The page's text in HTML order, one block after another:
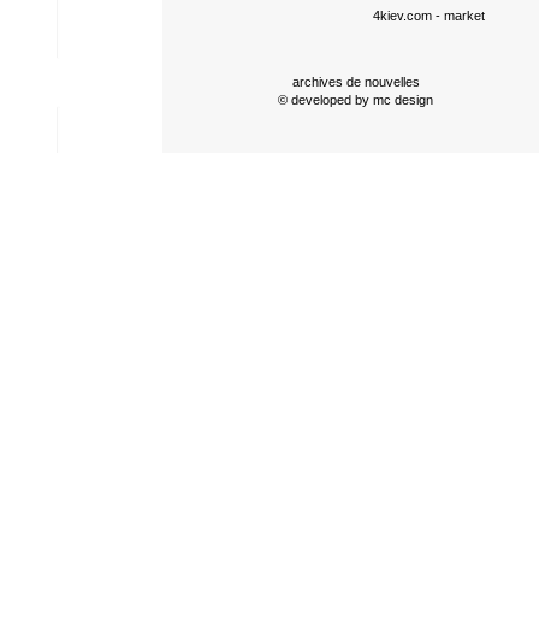
4kiev.com- market
archives de nouvelles
© developed by mc design